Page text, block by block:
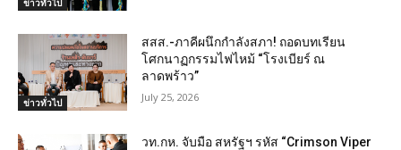
ข่าวทั่วไป
ข่าวทั่วไป
สสส.-ภาคีผนึกกำลังสภา! ถอดบทเรียน
โศกนาฏกรรมไฟไหม้ “โรงเบียร์ ณ
ลาดพร้าว”
July 25, 2026
วท.กห. จับมือ สหรัฐฯ รหัส “Crimson Viper